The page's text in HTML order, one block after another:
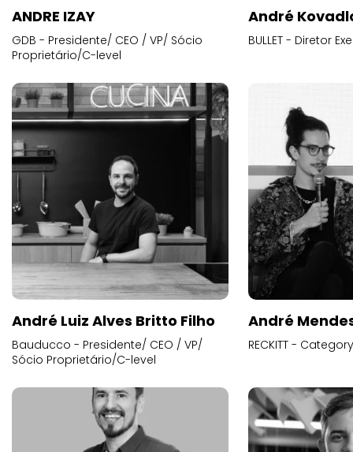
ANDRE IZAY
GDB - Presidente/ CEO / VP/ Sócio
Proprietário/C-level
André
BULLET - Diretor
André Luiz Alves Britto Filho
Bauducco - Presidente/ CEO / VP/
Sócio Proprietário/C-level
André
RECKITT -